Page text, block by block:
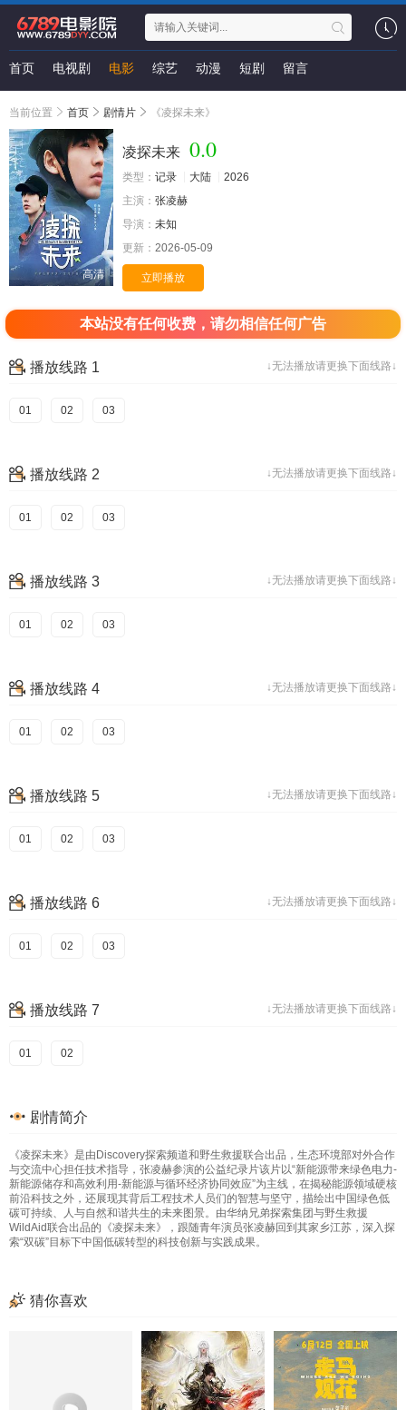
首页 电视剧 电影 综艺 动漫 短剧 留言
当前位置 首页 剧情片 《凌探未来》
高清
凌探未来 0.0
类型： 记录 大陆
2026
主演： 张凌赫
导演： 未知
更新： 2026-05-09
立即播放
本站没有任何收费，请勿相信任何广告
↓无法播放请更换下面线路↓
播放线路 1
01 02 03
↓无法播放请更换下面线路↓
播放线路 2
01 02 03
↓无法播放请更换下面线路↓
播放线路 3
01 02 03
↓无法播放请更换下面线路↓
播放线路 4
01 02 03
↓无法播放请更换下面线路↓
播放线路 5
01 02 03
↓无法播放请更换下面线路↓
播放线路 6
01 02 03
↓无法播放请更换下面线路↓
播放线路 7
01 02
剧情简介
《凌探未来》是由Discovery探索频道和野生救援联合出品，生态环境部对外合作
与交流中心担任技术指导，张凌赫参演的公益纪录片该片以“新能源带来绿色电力-
新能源储存和高效利用-新能源与循环经济协同效应”为主线，在揭秘能源领域硬核
前沿科技之外，还展现其背后工程技术人员们的智慧与坚守，描绘出中国绿色低
碳可持续、人与自然和谐共生的未来图景。由华纳兄弟探索集团与野生救援
WildAid联合出品的《凌探未来》，跟随青年演员张凌赫回到其家乡江苏，深入探
索“双碳”目标下中国低碳转型的科技创新与实践成果。
猜你喜欢